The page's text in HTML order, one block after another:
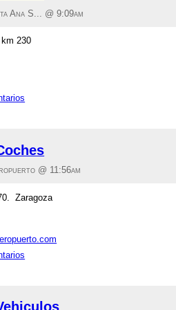
Ana S... @9:09am
230
@ 11:56am
Zaragoza